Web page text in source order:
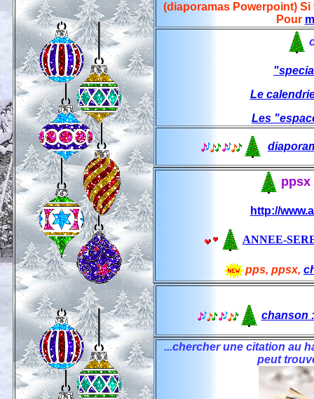
(diaporamas Powerpoint)
Pour
Le
Les
ppsx
http://
ANNEE-
pps, ppsx,
chanson
...chercher une citation au
peut